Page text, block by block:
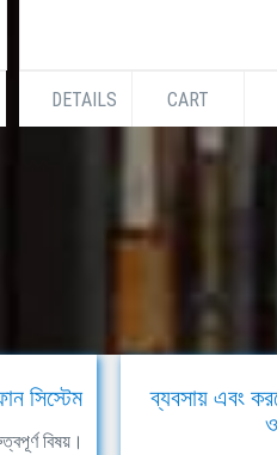
DETAILS CART
সিস্টেম
বিষয়।
ব্যবসায় এবং